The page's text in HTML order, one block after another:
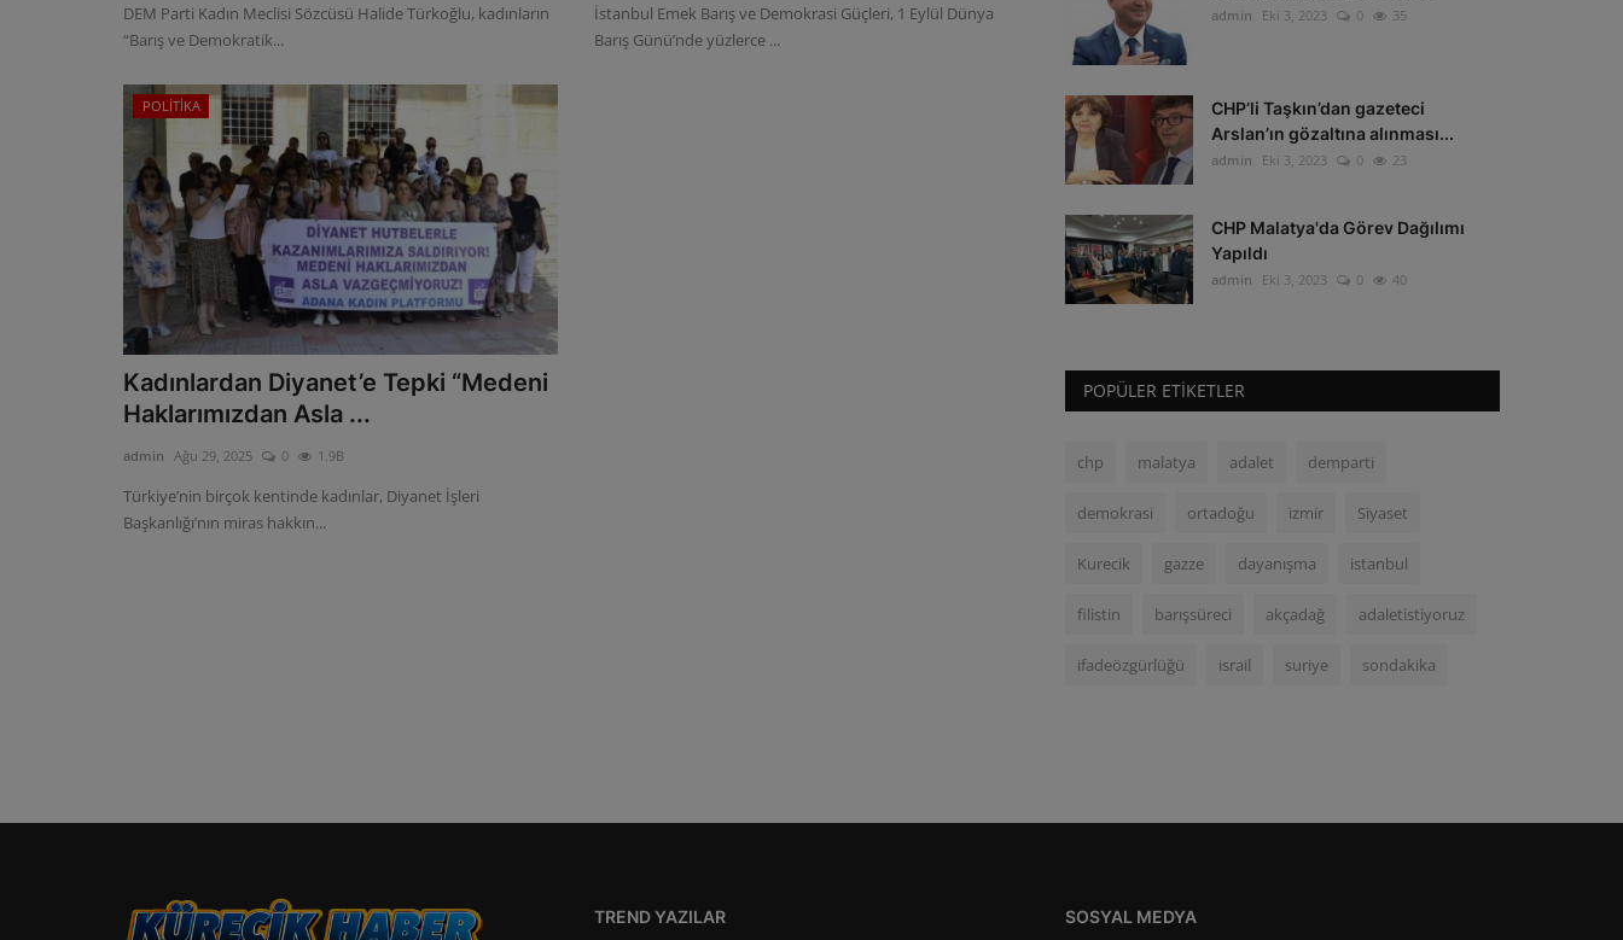
DEM Parti Kadın Meclisi Sözcüsü Halide Türkoğlu, kadınların
“Barış ve Demokratik...
İstanbul Emek Barış ve Demokrasi Güçleri, 1 Eylül Dünya
Barış Günü’nde yüzlerce ...
POLİTİKA
Kadınlardan Diyanet’e Tepki “Medeni
Haklarımızdan Asla ...
admin Ağu 29, 2025 0 1.9B
Türkiye’nin birçok kentinde kadınlar, Diyanet İşleri
Başkanlığı’nın miras hakkın...
admin Eki 3, 2023 0 35
CHP’li Taşkın’dan gazeteci
Arslan’ın gözaltına alınması...
admin Eki 3, 2023 0 23
CHP Malatya'da Görev Dağılımı
Yapıldı
admin Eki 3, 2023 0 40
POPÜLER ETIKETLER
chp malatya adalet demparti
demokrasi ortadoğu izmir Siyaset
Kurecik gazze dayanışma istanbul
filistin barışsüreci akçadağ adaletistiyoruz
ifadeözgürlüğü israil suriye sondakika
TREND YAZILAR SOSYAL MEDYA